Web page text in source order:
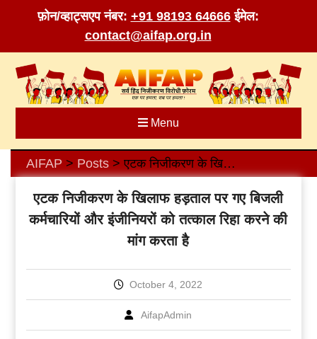
फ़ोन/व्हाट्सएप नंबर: +91 98193 64666 ईमेल:
contact@aifap.org.in
content
Menu
AIFAP > Posts> एटक निजीकरण के खिलाफ हड़ताल पर गए बिजली कर्मचारियों और इंजीनियरों को तत्काल रिहा करने की मांग करता है
एटक निजीकरण के खिलाफ हड़ताल पर गए बिजली
कर्मचारियों और इंजीनियरों को तत्काल रिहा करने की
मांग करता है
October 4, 2022
AifapAdmin